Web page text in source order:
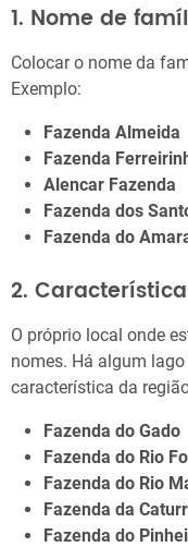
1. Nome de
Colocar o nome da
Exemplo:
Fazenda Almeida
Fazenda
Alencar Fazenda
Fazenda dos
Fazenda do
2.
O próprio local onde
nomes. Há algum
característica da
Fazenda do Gado
Fazenda do Rio
Fazenda do Rio
Fazenda da
Fazenda do